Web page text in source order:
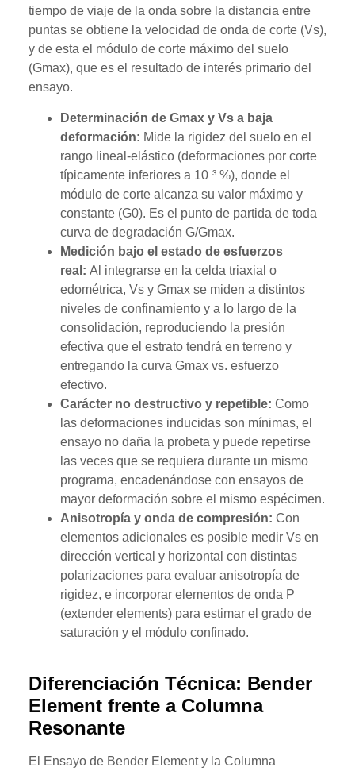
tiempo de viaje de la onda sobre la distancia entre
puntas se obtiene la velocidad de onda de corte (Vs),
y de esta el módulo de corte máximo del suelo
(Gmax), que es el resultado de interés primario del
ensayo.
Determinación de Gmax y Vs a baja
deformación: Mide la rigidez del suelo en el
rango lineal-elástico (deformaciones por corte
típicamente inferiores a 10⁻³ %), donde el
módulo de corte alcanza su valor máximo y
constante (G0). Es el punto de partida de toda
curva de degradación G/Gmax.
Medición bajo el estado de esfuerzos
real: Al integrarse en la celda triaxial o
edométrica, Vs y Gmax se miden a distintos
niveles de confinamiento y a lo largo de la
consolidación, reproduciendo la presión
efectiva que el estrato tendrá en terreno y
entregando la curva Gmax vs. esfuerzo
efectivo.
Carácter no destructivo y repetible: Como
las deformaciones inducidas son mínimas, el
ensayo no daña la probeta y puede repetirse
las veces que se requiera durante un mismo
programa, encadenándose con ensayos de
mayor deformación sobre el mismo espécimen.
Anisotropía y onda de compresión: Con
elementos adicionales es posible medir Vs en
dirección vertical y horizontal con distintas
polarizaciones para evaluar anisotropía de
rigidez, e incorporar elementos de onda P
(extender elements) para estimar el grado de
saturación y el módulo confinado.
Diferenciación Técnica: Bender
Element frente a Columna
Resonante
El Ensayo de Bender Element y la Columna